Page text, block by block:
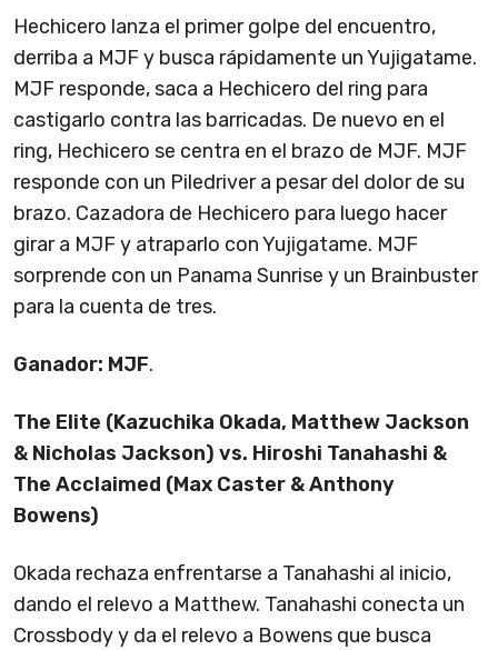
Hechicero lanza el primer golpe del encuentro,
derriba a MJF y busca rápidamente un Yujigatame.
MJF responde, saca a Hechicero del ring para
castigarlo contra las barricadas. De nuevo en el
ring, Hechicero se centra en el brazo de MJF. MJF
responde con un Piledriver a pesar del dolor de su
brazo. Cazadora de Hechicero para luego hacer
girar a MJF y atraparlo con Yujigatame. MJF
sorprende con un Panama Sunrise y un Brainbuster
para la cuenta de tres.
Ganador: MJF.
The Elite (Kazuchika Okada, Matthew Jackson
& Nicholas Jackson) vs. Hiroshi Tanahashi &
The Acclaimed (Max Caster & Anthony
Bowens)
Okada rechaza enfrentarse a Tanahashi al inicio,
dando el relevo a Matthew. Tanahashi conecta un
Crossbody y da el relevo a Bowens que busca